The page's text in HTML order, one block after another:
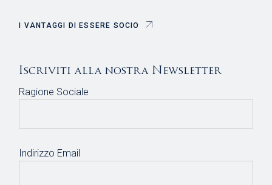
I VANTAGGI DI ESSERE SOCIO
Iscriviti alla nostra Newsletter
Ragione Sociale
Indirizzo Email